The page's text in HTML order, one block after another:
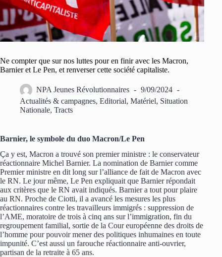
Ne compter que sur nos luttes pour en finir avec les Macron,
Barnier et Le Pen, et renverser cette société capitaliste.
NPA Jeunes Révolutionnaires
9/09/2024
Actualités & campagnes, Editorial, Matériel, Situation
Nationale, Tracts
Barnier, le symbole du duo Macron/Le Pen
Ça y est, Macron a trouvé son premier ministre : le conservateur
réactionnaire Michel Barnier. La nomination de Barnier comme
Premier ministre en dit long sur l’alliance de fait de Macron avec
le RN. Le jour même, Le Pen expliquait que Barnier répondait
aux critères que le RN avait indiqués. Barnier a tout pour plaire
au RN. Proche de Ciotti, il a avancé les mesures les plus
réactionnaires contre les travailleurs immigrés : suppression de
l’AME, moratoire de trois à cinq ans sur l’immigration, fin du
regroupement familial, sortie de la Cour européenne des droits de
l’homme pour pouvoir mener des politiques inhumaines en toute
impunité. C’est aussi un farouche réactionnaire anti-ouvrier,
partisan de la retraite à 65 ans.